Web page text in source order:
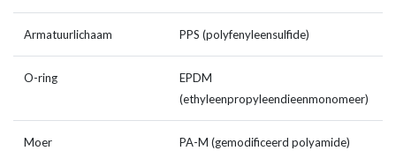
Armatuurlichaam PPS (polyfenyleensulfide)
O-ring
EPDM
(ethyleenpropyleendieenmonomeer)
Moer PA-M (gemodificeerd polyamide)